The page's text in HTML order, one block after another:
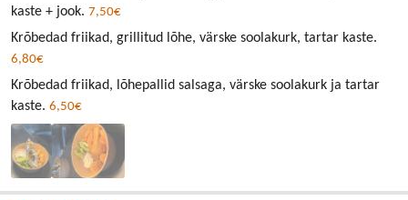
kaste + jook. 7,50€
Krõbedad friikad, grillitud lõhe, värske soolakurk, tartar kaste.
6,80€
Krõbedad friikad, lõhepallid salsaga, värske soolakurk ja tartar
kaste. 6,50€